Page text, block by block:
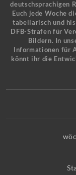
deutschsprachigen
Euch jede Woche
tabellarisch und
DFB-Strafen für
Bildern. In
Informationen für
könnt ihr die